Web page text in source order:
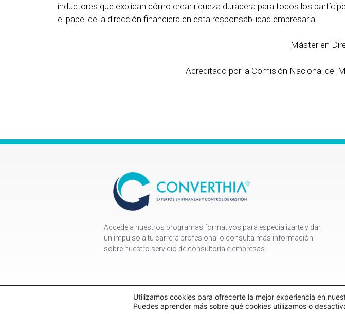
inductores que explican cómo crear riqueza duradera para todos los
el papel de la dirección financiera en esta responsabilidad empresarial.
Máster en
Acreditado por la Comisión Nacional del
Accede a nuestros programas formativos para especializarte y dar
un impulso a tu carrera profesional o consulta más información
sobre nuestro servicio de consultoría e empresas.
Utilizamos cookies para ofrecerte la mejor experiencia en
Puedes aprender más sobre qué cookies utilizamos o